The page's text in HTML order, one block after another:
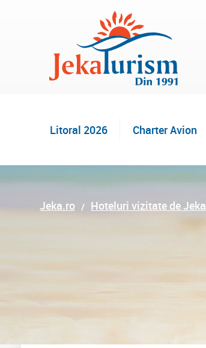
Litoral 2026 Charter Avion
Jeka.ro Hoteluri vizitate de Jeka